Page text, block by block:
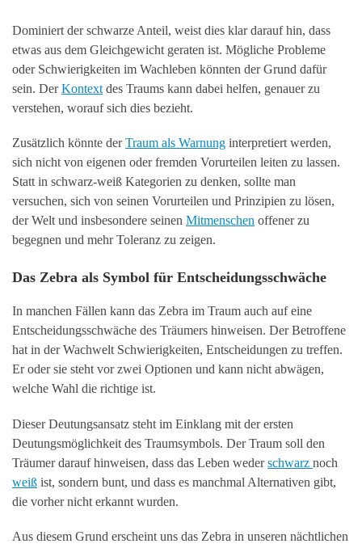
Dominiert der schwarze Anteil, weist dies klar darauf hin, dass
etwas aus dem Gleichgewicht geraten ist. Mögliche Probleme
oder Schwierigkeiten im Wachleben könnten der Grund dafür
sein. DerKontext des Traums kann dabei helfen, genauer zu
verstehen, worauf sich dies bezieht.
Zusätzlich könnte derTraum als Warnung interpretiert werden,
sich nicht von eigenen oder fremden Vorurteilen leiten zu lassen.
Statt in schwarz-weiß Kategorien zu denken, sollte man
versuchen, sich von seinen Vorurteilen und Prinzipien zu lösen,
der Welt und insbesondere seinen Mitmenschen offener zu
begegnen und mehr Toleranz zu zeigen.
Das Zebra als Symbol für Entscheidungsschwäche
In manchen Fällen kann das Zebra im Traum auch auf eine
Entscheidungsschwäche des Träumers hinweisen. Der Betroffene
hat in der Wachwelt Schwierigkeiten, Entscheidungen zu treffen.
Er oder sie steht vor zwei Optionen und kann nicht abwägen,
welche Wahl die richtige ist.
Dieser Deutungsansatz steht im Einklang mit der ersten
Deutungsmöglichkeit des Traumsymbols. Der Traum soll den
Träumer darauf hinweisen, dass das Leben wederschwarz noch
weiß ist, sondern bunt, und dass es manchmal Alternativen gibt,
die vorher nicht erkannt wurden.
Aus diesem Grund erscheint uns das Zebra in unseren nächtlichen